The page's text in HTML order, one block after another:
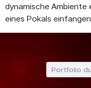
dynamische Ambiente
eines Pokals